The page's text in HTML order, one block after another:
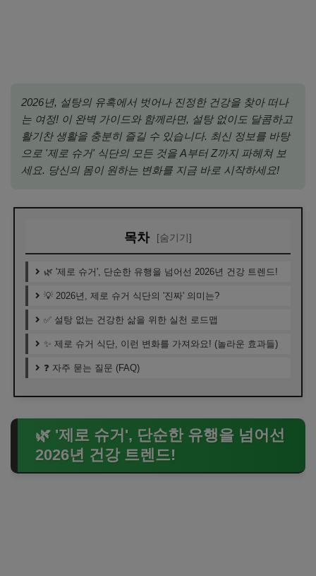
2026년, 설탕의 유혹에서 벗어나 진정한 건강을 찾아 떠나
는 여정! 이 완벽 가이드와 함께라면, 설탕 없이도 달콤하고
활기찬 생활을 충분히 즐길 수 있습니다. 최신 정보를 바탕
으로 '제로 슈거' 식단의 모든 것을 A부터 Z까지 파헤쳐 보
세요. 당신의 몸이 원하는 변화를 지금 바로 시작하세요!
목차 [숨기기]
🌿 '제로 슈거', 단순한 유행을 넘어선 2026년 건강 트렌드!
💡 2026년, 제로 슈거 식단의 '진짜' 의미는?
✅ 설탕 없는 건강한 삶을 위한 실천 로드맵
✨ 제로 슈거 식단, 이런 변화를 가져와요! (놀라운 효과들)
❓ 자주 묻는 질문 (FAQ)
🌿 '제로 슈거', 단순한 유행을 넘어선
2026년 건강 트렌드!